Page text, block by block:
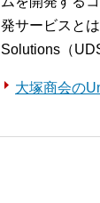
発サービスと
Solutions（
大塚商会の